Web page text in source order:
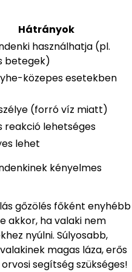
Hátrányok
használhatja (pl.
betegek)
közepes esetekben
(forró víz miatt)
reakció lehetséges
lehet
kényelmes
gőzölés főként enyhébb
akkor, ha valaki nem
nyúlni. Súlyosabb,
magas láza, erős
segítség szükséges!